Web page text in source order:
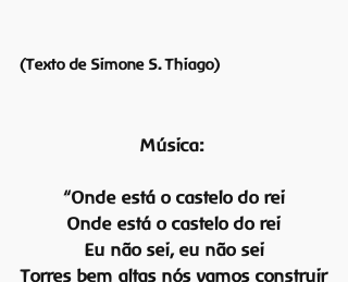
(Texto de Simone S. Thiago)
Música:
“Onde está o castelo do rei
Onde está o castelo do rei
Eu não sei, eu não sei
Torres bem altas nós vamos construir